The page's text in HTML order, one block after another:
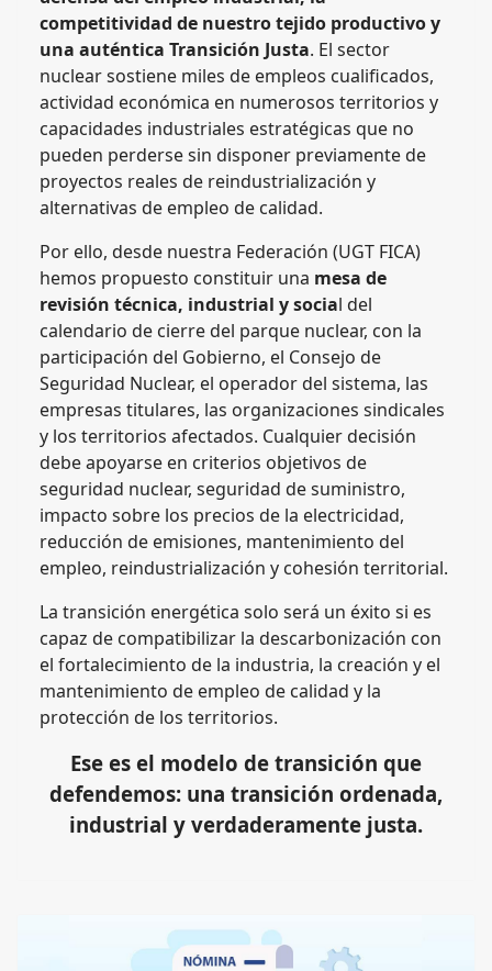
competitividad de nuestro tejido productivo y
una auténtica Transición Justa. El sector
nuclear sostiene miles de empleos cualificados,
actividad económica en numerosos territorios y
capacidades industriales estratégicas que no
pueden perderse sin disponer previamente de
proyectos reales de reindustrialización y
alternativas de empleo de calidad.
Por ello, desde nuestra Federación (UGT FICA)
hemos propuesto constituir una mesa de
revisión técnica, industrial y social del
calendario de cierre del parque nuclear, con la
participación del Gobierno, el Consejo de
Seguridad Nuclear, el operador del sistema, las
empresas titulares, las organizaciones sindicales
y los territorios afectados. Cualquier decisión
debe apoyarse en criterios objetivos de
seguridad nuclear, seguridad de suministro,
impacto sobre los precios de la electricidad,
reducción de emisiones, mantenimiento del
empleo, reindustrialización y cohesión territorial.
La transición energética solo será un éxito si es
capaz de compatibilizar la descarbonización con
el fortalecimiento de la industria, la creación y el
mantenimiento de empleo de calidad y la
protección de los territorios.
Ese es el modelo de transición que
defendemos: una transición ordenada,
industrial y verdaderamente justa.